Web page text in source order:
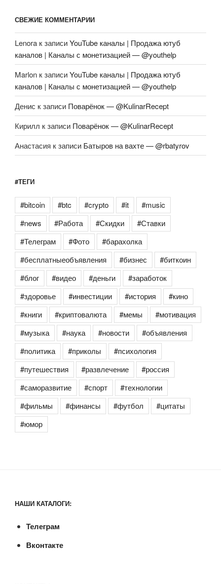
СВЕЖИЕ КОММЕНТАРИИ
Lenora к записиYouTube каналы | Продажа ютуб
каналов | Каналы с монетизацией — @youthelp
Marlon к записиYouTube каналы | Продажа ютуб
каналов | Каналы с монетизацией — @youthelp
Денис к записи Поварёнок — @KulinarRecept
Кирилл к записи Поварёнок — @KulinarRecept
Анастасия к записи Батыров на вахте — @rbatyrov
#ТЕГИ
#bitcoin #btc #crypto #it
#music
#news
#Работа #Скидки
#Ставки
#Телеграм
#Фото
#барахолка
#бесплатныеобъявления
#бизнес
#биткоин
#блог
#видео #деньги
#заработок
#здоровье
#инвестиции #история
#кино
#книги
#криптовалюта #мемы
#мотивация
#музыка
#наука #новости
#объявления
#политика
#приколы
#психология
#путешествия
#развлечение
#россия
#саморазвитие
#спорт
#технологии
#фильмы
#финансы #футбол
#цитаты
#юмор
НАШИ КАТАЛОГИ:
Телеграм
Вконтакте